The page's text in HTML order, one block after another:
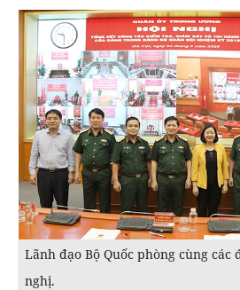
Lãnh đạo Bộ Quốc phòng cùng
nghị.